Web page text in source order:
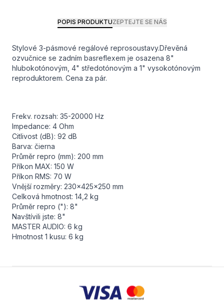
POPIS PRODUKTUZEPTEJTE SE NÁS
Stylové 3-pásmové regálové reprosoustavy.Dřevěná
ozvučnice se zadním basreflexem je osazena 8"
hlubokotónovým, 4" středotónovým a 1" vysokotónovým
reproduktorem. Cena za pár.
Frekv. rozsah: 35-20000 Hz
Impedance: 4 Ohm
Citlivost (dB): 92 dB
Barva: čierna
Průměr repro (mm): 200 mm
Příkon MAX: 150 W
Příkon RMS: 70 W
Vnější rozměry: 230x425x250 mm
Celková hmotnost: 14,2 kg
Průměr repro ("): 8"
Navštívili jste: 8"
MASTER AUDIO: 6 kg
Hmotnost 1 kusu: 6 kg